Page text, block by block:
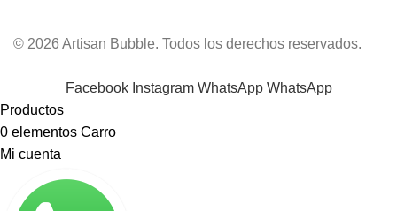
© 2026 Artisan Bubble. Todos los derechos reservados.
Facebook Instagram WhatsApp WhatsApp
Productos
0 elementos Carro
Mi cuenta